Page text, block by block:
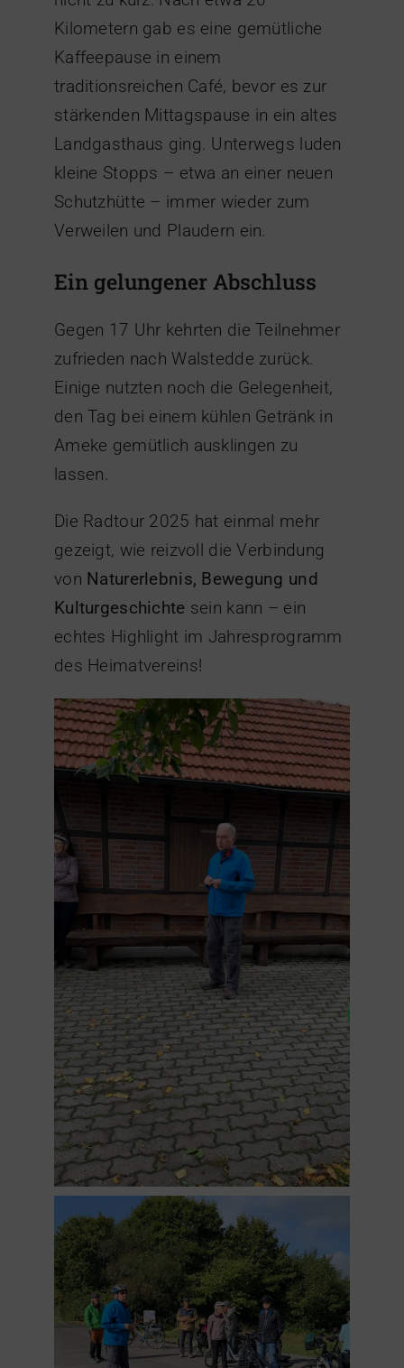
Kilometern gab es eine gemütliche
Kaffeepause in einem
traditionsreichen Café, bevor es zur
stärkenden Mittagspause in ein altes
Landgasthaus ging. Unterwegs luden
kleine Stopps – etwa an einer neuen
Schutzhütte – immer wieder zum
Verweilen und Plaudern ein.
Ein gelungener Abschluss
Gegen 17 Uhr kehrten die Teilnehmer
zufrieden nach Walstedde zurück.
Einige nutzten noch die Gelegenheit,
den Tag bei einem kühlen Getränk in
Ameke gemütlich ausklingen zu
lassen.
Die Radtour 2025 hat einmal mehr
gezeigt, wie reizvoll die Verbindung
von Naturerlebnis, Bewegung und
Kulturgeschichte sein kann – ein
echtes Highlight im Jahresprogramm
des Heimatvereins!